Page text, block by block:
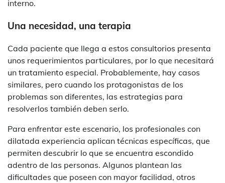
interno.
Una necesidad, una terapia
Cada paciente que llega a estos consultorios presenta
unos requerimientos particulares, por lo que necesitará
un tratamiento especial. Probablemente, hay casos
similares, pero cuando los protagonistas de los
problemas son diferentes, las estrategias para
resolverlos también deben serlo.
Para enfrentar este escenario, los profesionales con
dilatada experiencia aplican técnicas específicas, que
permiten descubrir lo que se encuentra escondido
adentro de las personas. Algunos plantean las
dificultades que poseen con mayor facilidad, otros